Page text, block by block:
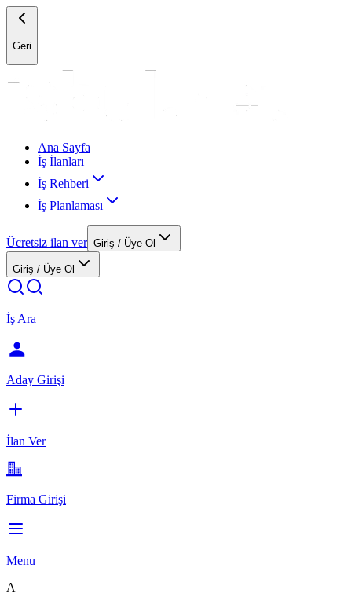
Geri
Ana Sayfa
İş İlanları
İş Rehberi
İş Planlaması
Ücretsiz ilan ver Giriş / Üye Ol
Giriş / Üye Ol
İş Ara
Aday Girişi
İlan Ver
Firma Girişi
Menu
A